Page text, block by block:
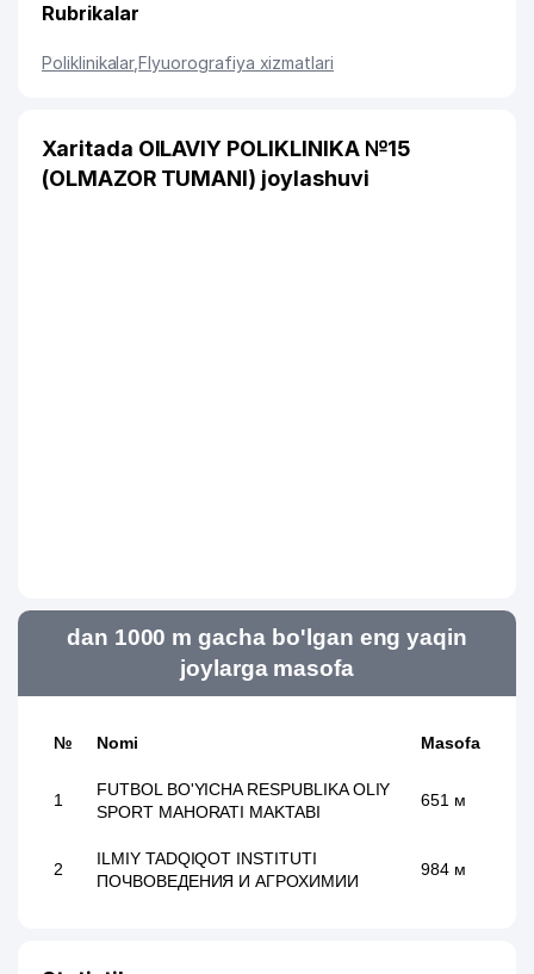
Rubrikalar
Poliklinikalar,Flyuorografiya xizmatlari
Xaritada OILAVIY POLIKLINIKA №15
(OLMAZOR TUMANI) joylashuvi
dan 1000 m gacha bo'lgan eng yaqin
joylarga masofa
№ Nomi Masofa
1
FUTBOL BO'YICHA RESPUBLIKA OLIY
SPORT MAHORATI MAKTABI
651 м
2
ILMIY TADQIQOT INSTITUTI
ПОЧВОВЕДЕНИЯ И АГРОХИМИИ
984 м